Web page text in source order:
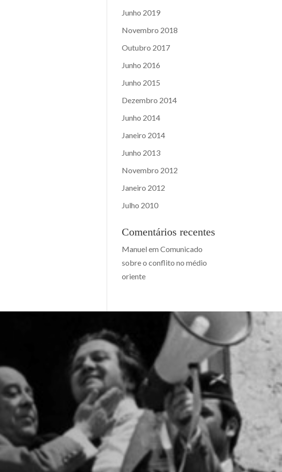
Junho 2019
Novembro 2018
Outubro 2017
Junho 2016
Junho 2015
Dezembro 2014
Junho 2014
Janeiro 2014
Junho 2013
Novembro 2012
Janeiro 2012
Julho 2010
Comentários recentes
Manuel emComunicado
sobre o conflito no médio
oriente